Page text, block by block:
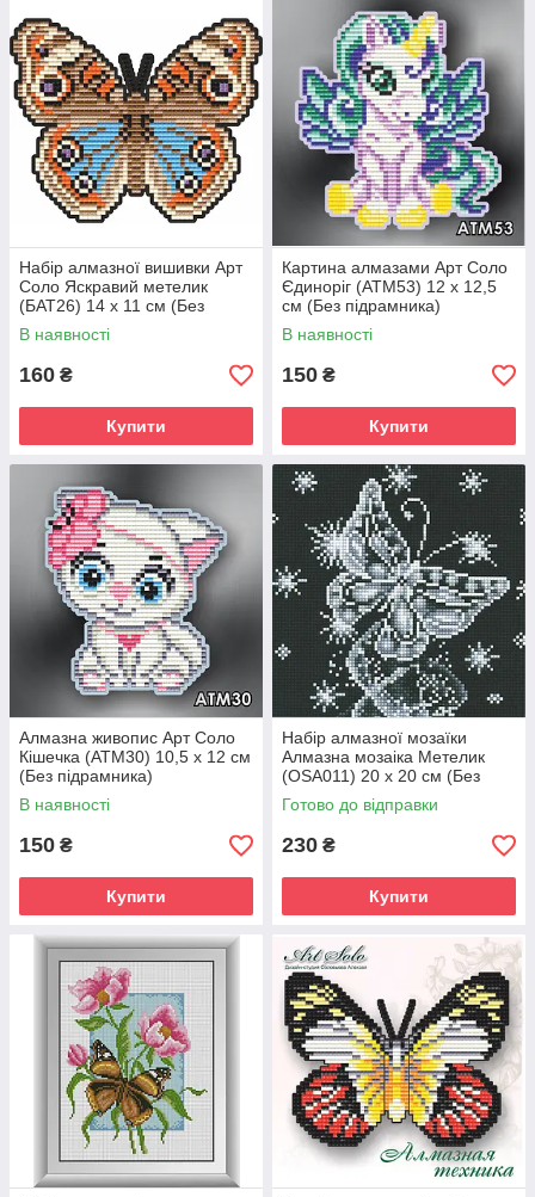
Набір алмазної вишивки Арт
Соло Яскравий метелик
(БАТ26) 14 х 11 см (Без
підрамника)
В наявності
160 ₴
Купити
Картина алмазами Арт Соло
Єдиноріг (АТМ53) 12 х 12,5
см (Без підрамника)
В наявності
150 ₴
Купити
Алмазна живопис Арт Соло
Кішечка (АТМ30) 10,5 х 12 см
(Без підрамника)
В наявності
150 ₴
Купити
Набір алмазної мозаїки
Алмазна мозаіка Метелик
(OSA011) 20 х 20 см (Без
підрамника)
Готово до відправки
230 ₴
Купити